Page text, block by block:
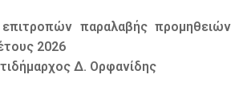
παραλαβής προμηθειών
2026
Δ. Ορφανίδης